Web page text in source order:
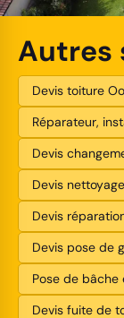
Autres
Devis toiture Oo
Réparateur,
Devis
Devis
Devis
Devis pose de
Pose de
Devis fuite de